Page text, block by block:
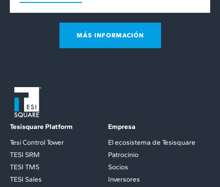
MÁS INFORMACIÓN
Tesisquare Platform
Tesi Control Tower
TESI SRM
TESI TMS
TESI Sales
Empresa
El ecosistema de Tesisquare
Patrocinio
Socios
Inversores